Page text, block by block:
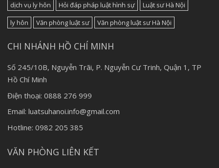
dịch vụ ly hôn Hỏi đáp pháp luật hình sự
Luật sư Hà Nội
ly hôn
Văn phòng luật sư Văn phòng luật sư Hà Nội
CHI NHÁNH HỒ CHÍ MINH
Số 245/10B, Nguyễn Trãi, P. Nguyễn Cư Trinh, Quận 1, TP
Hồ Chí Minh
Điện thoại: 0888 276 999
Email: luatsuhanoi.info@gmail.com
Hotline: 0982 205 385
VĂN PHÒNG LIÊN KẾT